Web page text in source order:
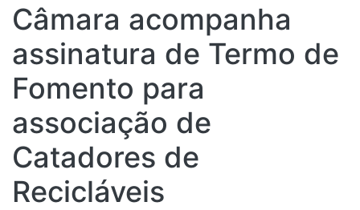
Câmara acompanha
assinatura de Termo de
Fomento para
associação de
Catadores de
Recicláveis